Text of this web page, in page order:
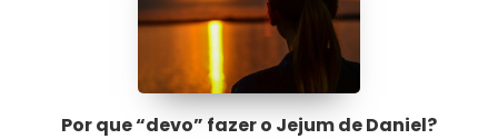
Por que “devo” fazer o Jejum de Daniel?